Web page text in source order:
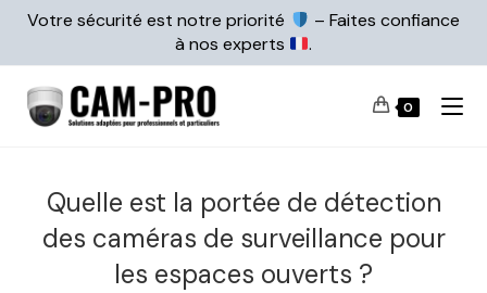
Votre sécurité est notre priorité
– Faites confiance
à nos experts
.
0
Quelle est la portée de détection
des caméras de surveillance pour
les espaces ouverts ?